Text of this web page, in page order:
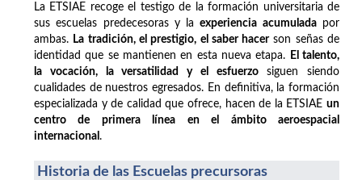
La ETSIAE recoge el testigo de la formación universitaria de
sus escuelas predecesoras y laexperiencia acumuladapor
ambas. La tradición, el prestigio, el saber hacerson señas de
identidad que se mantienen en esta nueva etapa.
El talento,
la vocación, la versatilidad y el esfuerzosiguen siendo
cualidades de nuestros egresados. En definitiva, la formación
especializada y de calidad que ofrece, hacen de la ETSIAE un
centro de primera línea en el ámbito aeroespacial
internacional .
Historia de las Escuelas precursoras